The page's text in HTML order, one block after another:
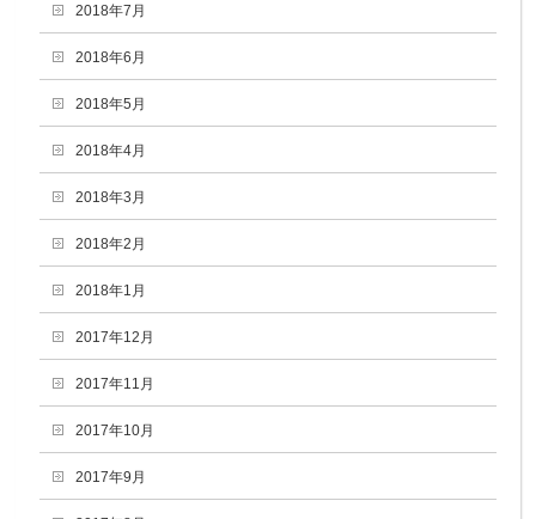
2018年7月
2018年6月
2018年5月
2018年4月
2018年3月
2018年2月
2018年1月
2017年12月
2017年11月
2017年10月
2017年9月